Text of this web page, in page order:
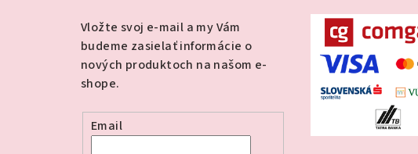
Vložte svoj e-mail a my Vám
budeme zasielať informácie o
nových produktoch na našom e-
shope.
Email